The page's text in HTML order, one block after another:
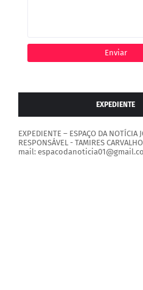
EXPEDIENTE
EXPEDIENTE – ESPAÇO DA NOTÍCIA
RESPONSÁVEL - TAMIRES
mail: